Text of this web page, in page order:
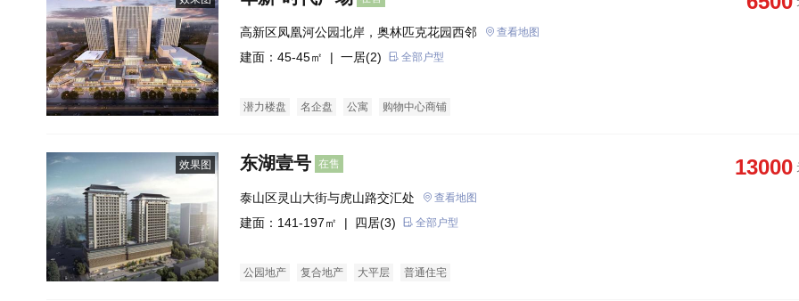
高新区凤凰河公园北岸，奥林匹克花园西邻 查看地图
建面：45-45㎡ | 一居(2) 全部户型
潜力楼盘 名企盘 公寓 购物中心商铺
效果图 东湖壹号 在售 13000
泰山区灵山大街与虎山路交汇处 查看地图
建面：141-197㎡ | 四居(3) 全部户型
公园地产 复合地产 大平层 普通住宅